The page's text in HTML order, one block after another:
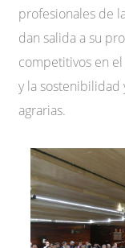
profesionales de
dan salida a su
competitivos en
y la
agrarias.